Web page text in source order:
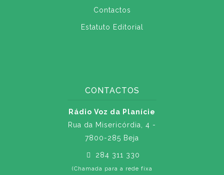
Contactos
Estatuto Editorial
CONTACTOS
Rádio Voz da Planície
Rua da Misericórdia, 4 -
7800-285 Beja
284 311 330
(Chamada para a rede fixa